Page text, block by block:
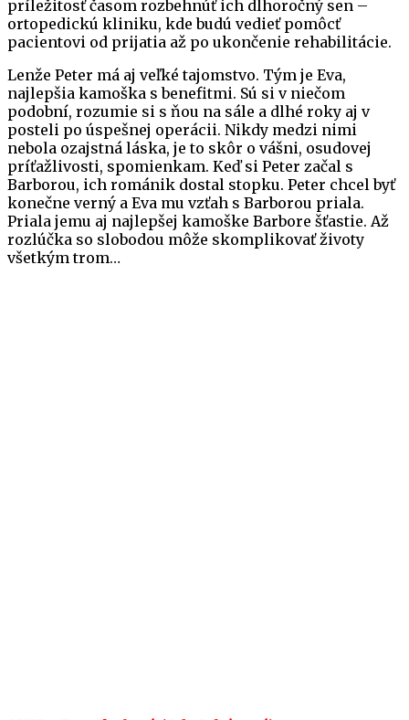
príležitosť časom rozbehnúť ich dlhoročný sen –
ortopedickú kliniku, kde budú vedieť pomôcť
pacientovi od prijatia až po ukončenie rehabilitácie.
Lenže Peter má aj veľké tajomstvo. Tým je Eva,
najlepšia kamoška s benefitmi. Sú si v niečom
podobní, rozumie si s ňou na sále a dlhé roky aj v
posteli po úspešnej operácii. Nikdy medzi nimi
nebola ozajstná láska, je to skôr o vášni, osudovej
príťažlivosti, spomienkam. Keď si Peter začal s
Barborou, ich románik dostal stopku. Peter chcel byť
konečne verný a Eva mu vzťah s Barborou priala.
Priala jemu aj najlepšej kamoške Barbore šťastie. Až
rozlúčka so slobodou môže skomplikovať životy
všetkým trom…